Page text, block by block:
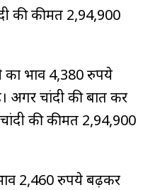
की कीमत ₹2,94,900
भाव 4,380 रुपये
अगर चांदी की बात करें
की कीमत ₹2,94,900
2,460 रुपये बढ़कर